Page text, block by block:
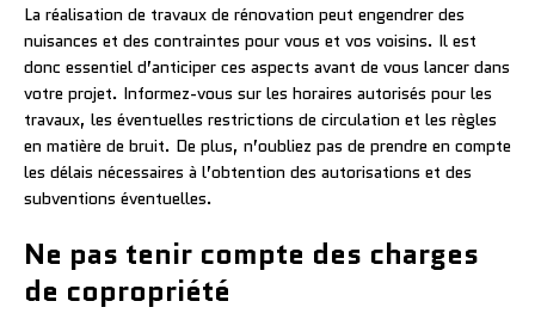
La réalisation de travaux de rénovation peut engendrer des
nuisances et des contraintes pour vous et vos voisins. Il est
donc essentiel d’anticiper ces aspects avant de vous lancer dans
votre projet. Informez-vous sur les horaires autorisés pour les
travaux, les éventuelles restrictions de circulation et les règles
en matière de bruit. De plus, n’oubliez pas de prendre en compte
les délais nécessaires à l’obtention des autorisations et des
subventions éventuelles.
Ne pas tenir compte des charges
de copropriété